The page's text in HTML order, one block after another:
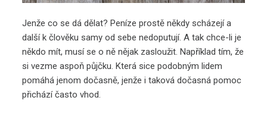
Jenže co se dá dělat? Peníze prostě někdy scházejí a
další k člověku samy od sebe nedoputují. A tak chce-li je
někdo mít, musí se o ně nějak zasloužit. Například tím, že
si vezme aspoň půjčku. Která sice podobným lidem
pomáhá jenom dočasně, jenže i taková dočasná pomoc
přichází často vhod.